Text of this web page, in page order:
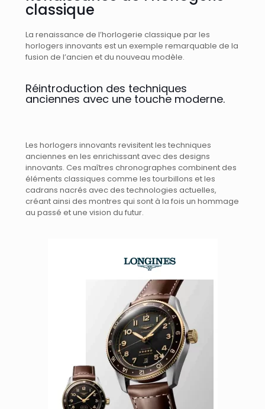
classique
La renaissance de l’horlogerie classique par les
horlogers innovants est un exemple remarquable de la
fusion de l’ancien et du nouveau modèle.
Réintroduction des techniques
anciennes avec une touche moderne.
Les horlogers innovants revisitent les techniques
anciennes en les enrichissant avec des designs
innovants. Ces maîtres chronographes combinent des
éléments classiques comme les tourbillons et les
cadrans nacrés avec des technologies actuelles,
créant ainsi des montres qui sont à la fois un hommage
au passé et une vision du futur.